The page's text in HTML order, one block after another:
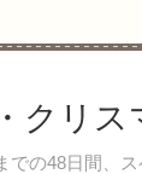
クリ
の48日間、